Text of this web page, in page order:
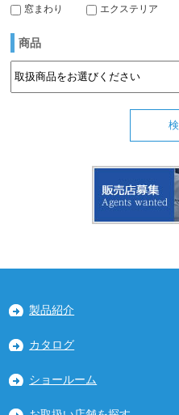
窓まわり エクステリア
商品
製品紹介
カタログ
ショールーム